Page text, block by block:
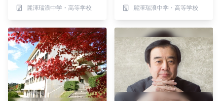
麗澤瑞浪中学・高等学校
麗澤瑞浪中学・高等学校